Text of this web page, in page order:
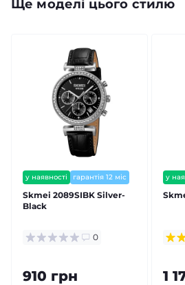
Ще моделі цього стилю
у наявності гарантія 12 міс
Skmei 2089SIBK Silver-
Black
0
910 грн
у
1